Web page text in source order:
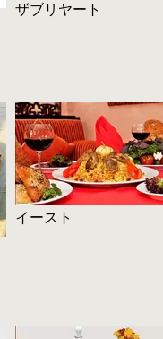
ザブリヤート
イースト